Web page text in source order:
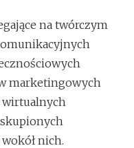
na twórczym
marketingowych
nich.